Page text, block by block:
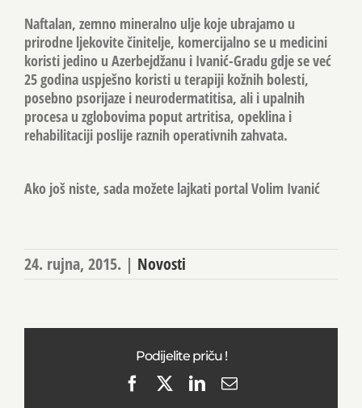
Naftalan, zemno mineralno ulje koje ubrajamo u
prirodne ljekovite činitelje, komercijalno se u medicini
koristi jedino u Azerbejdžanu i Ivanić-Gradu gdje se već
25 godina uspješno koristi u terapiji kožnih bolesti,
posebno psorijaze i neurodermatitisa, ali i upalnih
procesa u zglobovima poput artritisa, opeklina i
rehabilitaciji poslije raznih operativnih zahvata.
Ako još niste, sada možete lajkati portal Volim Ivanić
24. rujna, 2015. | Novosti
Podijelite priču !
FacebookLinkedIn
Email